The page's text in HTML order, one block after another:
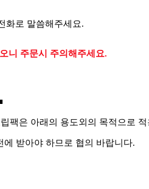
화로 말씀해주세요.
니 주문시 주의해주세요.
팩은 아래의 용도외의 목적으로
받아야 하므로 협의 바랍니다.